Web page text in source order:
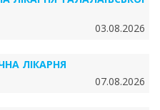
03.08.2026
ЛІКАРНЯ
07.08.2026